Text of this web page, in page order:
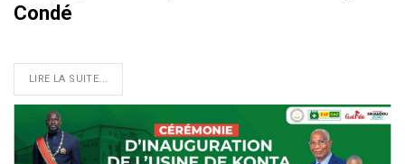
Condé
LIRE LA SUITE...